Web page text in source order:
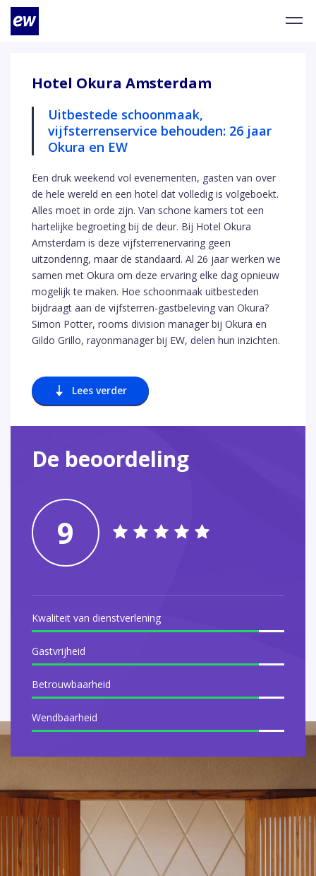
Hotel Okura Amsterdam
Uitbestede schoonmaak,
vijfsterrenservice behouden: 26 jaar
Okura en EW
Een druk weekend vol evenementen, gasten van over
de hele wereld en een hotel dat volledig is volgeboekt.
Alles moet in orde zijn. Van schone kamers tot een
hartelijke begroeting bij de deur. Bij Hotel Okura
Amsterdam is deze vijfsterrenervaring geen
uitzondering, maar de standaard. Al 26 jaar werken we
samen met Okura om deze ervaring elke dag opnieuw
mogelijk te maken. Hoe schoonmaak uitbesteden
bijdraagt aan de vijfsterren-gastbeleving van Okura?
Simon Potter, rooms division manager bij Okura en
Gildo Grillo, rayonmanager bij EW, delen hun inzichten.
Lees verder
De beoordeling
9
Kwaliteit van dienstverlening
Gastvrijheid
Betrouwbaarheid
Wendbaarheid